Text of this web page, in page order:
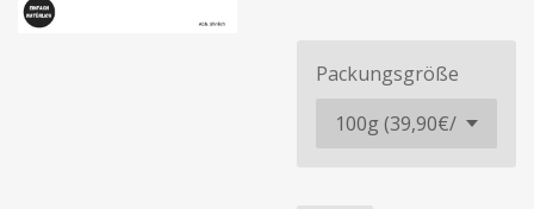
Packungsgröße